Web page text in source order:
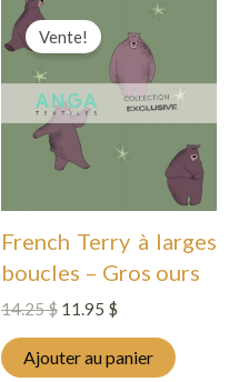
Vente!
French Terry à larges
boucles – Gros ours
14.25$ Le
d'origine
11.95 $
actuel
Ajouter au panier